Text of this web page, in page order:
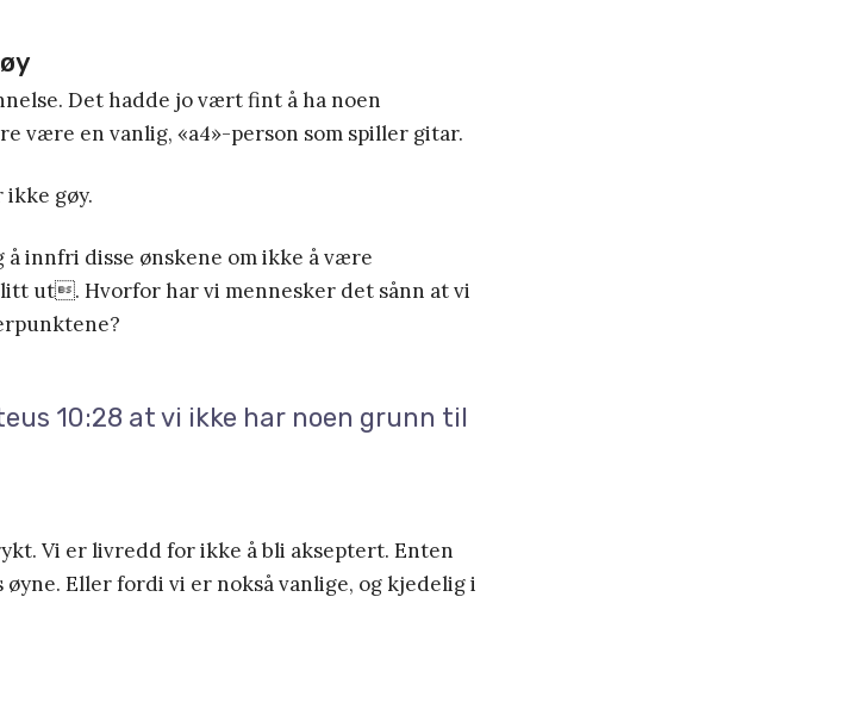
Det hadde jo vært fint å ha noen
være en vanlig, «a4»-person som spiller gitar.
gøy.
innfri disse ønskene om ikke å være
ut. Hvorfor har vi mennesker det sånn at vi
10:28 at vi ikke har noen grunn til
Vi er livredd for ikke å bli akseptert. Enten
Eller fordi vi er nokså vanlige, og kjedelig i